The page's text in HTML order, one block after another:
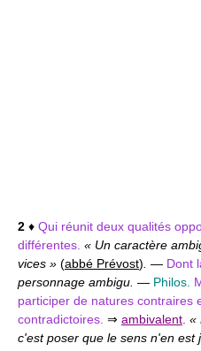
2 ♦ Qui réunit deux qualités
différentes. « Un caractère
vices » (abbé Prévost) — Dont
personnage ambigu. — Philos.
participer de natures contraires
contradictoires. ⇒ ambivalent «
c'est poser que le sens n'en est